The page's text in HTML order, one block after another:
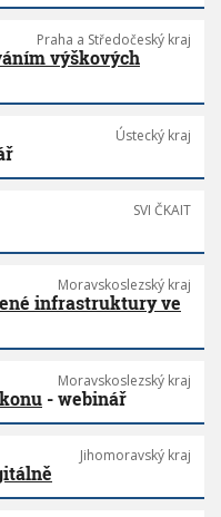
Praha a Středočeský kraj
výškových
Ústecký kraj
SVI ČKAIT
Moravskoslezský kraj
infrastruktury ve
Moravskoslezský kraj
- webinář
Jihomoravský kraj